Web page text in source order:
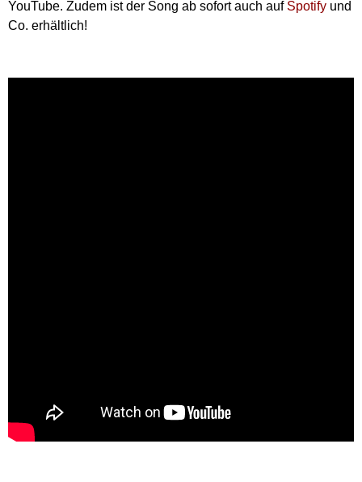
YouTube. Zudem ist der Song ab sofort auch auf Spotify und
Co. erhältlich!